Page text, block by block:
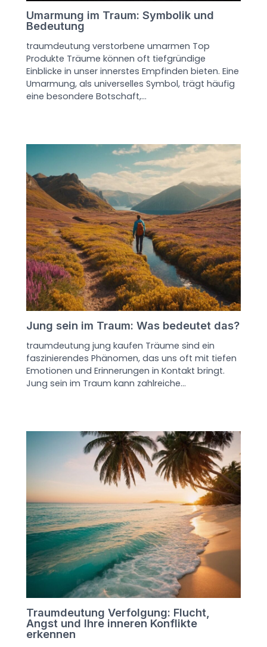
Umarmung im Traum: Symbolik und
Bedeutung
traumdeutung verstorbene umarmen Top
Produkte Träume können oft tiefgründige
Einblicke in unser innerstes Empfinden bieten. Eine
Umarmung, als universelles Symbol, trägt häufig
eine besondere Botschaft,…
Jung sein im Traum: Was bedeutet das?
traumdeutung jung kaufen Träume sind ein
faszinierendes Phänomen, das uns oft mit tiefen
Emotionen und Erinnerungen in Kontakt bringt.
Jung sein im Traum kann zahlreiche…
Traumdeutung Verfolgung: Flucht,
Angst und Ihre inneren Konflikte
erkennen